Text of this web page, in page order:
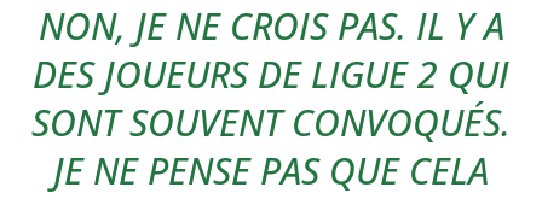
NON, JE NE CROIS PAS. IL Y A
DES JOUEURS DE LIGUE 2 QUI
SONT SOUVENT CONVOQUÉS.
JE NE PENSE PAS QUE CELA